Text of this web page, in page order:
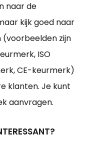
naar de
kijk goed naar
zijn
ISO
CE-keurmerk)
klanten. Je kunt
aanvragen.